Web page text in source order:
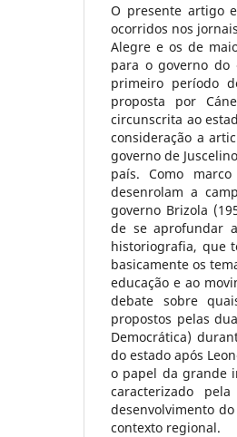
O presente artigo
ocorridos nos
Alegre e os de
para o governo do
primeiro período
proposta por
circunscrita ao
consideração a
governo de
país. Como
desenrolam a
governo Brizola
de se aprofundar
historiografia, que
basicamente os
educação e ao
debate sobre
propostos pelas
Democrática)
do estado após
o papel da grande
caracterizado
desenvolvimento
contexto regional.